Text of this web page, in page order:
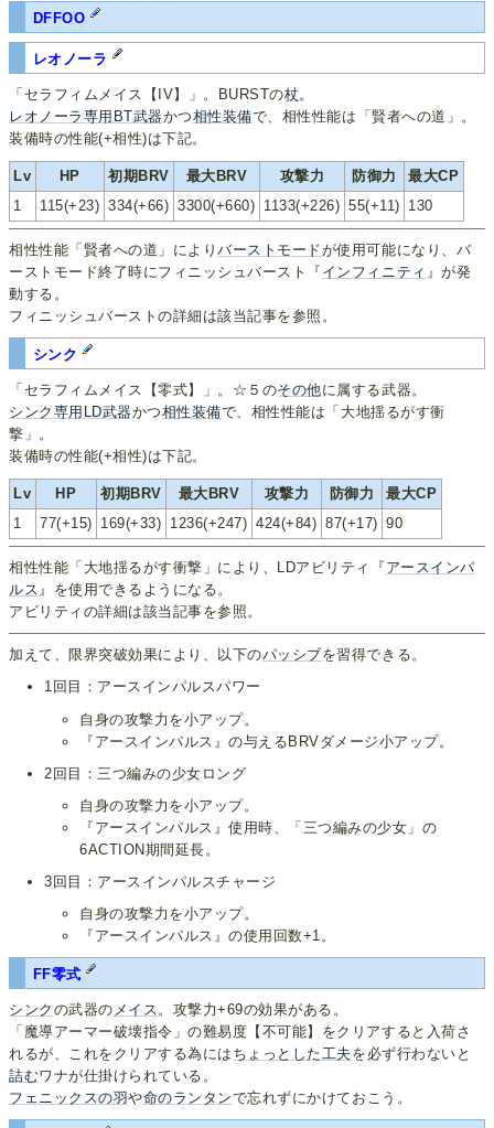
DFFOO
レオノーラ
「セラフィムメイス【IV】」。BURSTの杖。
レオノーラ 専用BT武器かつ相性装備で、相性性能は「賢者への道」。
装備時の性能(+相性)は下記。
Lv HP 初期BRV 最大BRV 攻撃力 防御力
最大CP
1
115(+23) 334(+66) 3300(+660) 1133(+226) 55(+11) 130
相性性能「賢者への道」によりバーストモードが使用可能になり、バ
ーストモード終了時にフィニッシュバースト『 インフィニティ 』が発
動する。
フィニッシュバーストの詳細は該当記事を参照。
シンク
「セラフィムメイス【零式】」。☆５のその他に属する武器。
シンク 専用LD武器かつ相性装備で、相性性能は「大地揺るがす衝
撃」。
装備時の性能(+相性)は下記。
Lv HP 初期BRV 最大BRV 攻撃力 防御力
最大CP
1
77(+15) 169(+33) 1236(+247) 424(+84) 87(+17) 90
相性性能「大地揺るがす衝撃」により、LDアビリティ『 アースインパ
ルス』を使用できるようになる。
アビリティの詳細は該当記事を参照。
加えて、限界突破効果により、以下のパッシブを習得できる。
1回目：アースインパルスパワー
自身の攻撃力を小アップ。
『アースインパルス』の与えるBRVダメージ小アップ。
2回目：三つ編みの少女ロング
自身の攻撃力を小アップ。
『アースインパルス』使用時、「三つ編みの少女」の
6ACTION期間延長。
3回目：アースインパルスチャージ
自身の攻撃力を小アップ。
『アースインパルス』の使用回数+1。
FF零式
シンク の武器の メイス。攻撃力+69の効果がある。
「魔導アーマー破壊指令」の難易度【不可能】をクリアすると入荷さ
れるが、これをクリアする為には ちょっとした工夫 を必ず行わないと
詰むワナが仕掛けられている。
フェニックスの羽や命のランタンで忘れずにかけておこう。